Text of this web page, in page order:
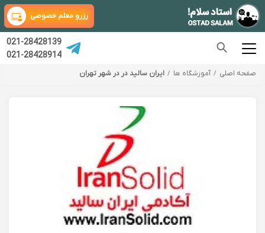
رزرو معلم خصوصی
021-28428139
021-28428914
صفحه اصلی آموزشگاه ها ایران سالید در در شهر تهران